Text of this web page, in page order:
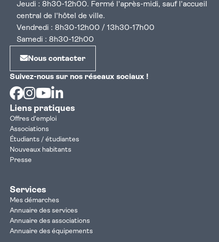
Jeudi : 8h30-12h00. Fermé l'après-midi, sauf l'accueil
central de l'hôtel de ville.
Vendredi : 8h30-12h00 / 13h30-17h00
Samedi : 8h30-12h00
Nous contacter
Suivez-nous sur nos réseaux sociaux !
Facebook
Instagram
Youtube
Liens pratiques
Offres d'emploi
Associations
Étudiants / étudiantes
Nouveaux habitants
Presse
Services
Mes démarches
Annuaire des services
Annuaire des associations
Annuaire des équipements